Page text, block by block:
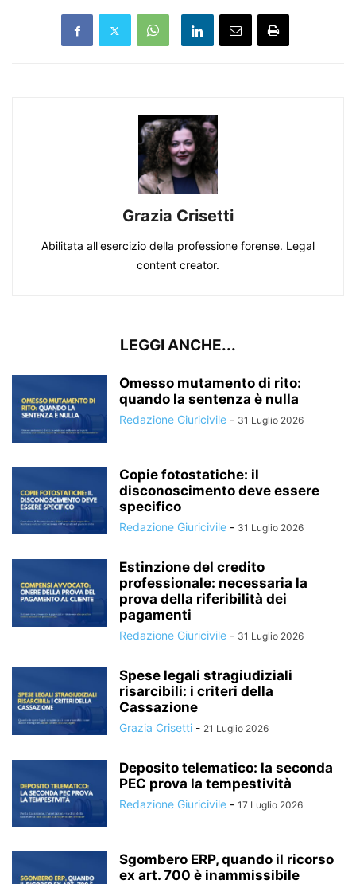
Grazia Crisetti
Abilitata all'esercizio della professione forense. Legal
content creator.
LEGGI ANCHE...
Omesso mutamento di rito:
quando la sentenza è nulla
Redazione Giuricivile - 31 Luglio 2026
Copie fotostatiche: il
disconoscimento deve essere
specifico
Redazione Giuricivile - 31 Luglio 2026
Estinzione del credito
professionale: necessaria la
prova della riferibilità dei
pagamenti
Redazione Giuricivile - 31 Luglio 2026
Spese legali stragiudiziali
risarcibili: i criteri della
Cassazione
Grazia Crisetti - 21 Luglio 2026
Deposito telematico: la seconda
PEC prova la tempestività
Redazione Giuricivile - 17 Luglio 2026
Sgombero ERP, quando il ricorso
ex art. 700 è inammissibile